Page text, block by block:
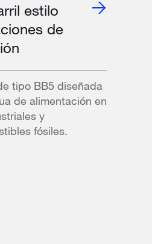
estilo
de
tipo BB5 diseñada
de alimentación en
y
fósiles.